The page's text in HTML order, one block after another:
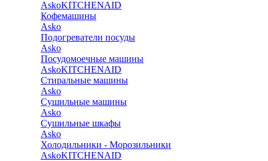
AskoKITCHENAID
Кофемашины
Asko
Подогреватели посуды
Asko
Посудомоечные машины
AskoKITCHENAID
Стиральные машины
Asko
Сушильные машины
Asko
Сушильные шкафы
Asko
Холодильники - Морозильники
AskoKITCHENAID